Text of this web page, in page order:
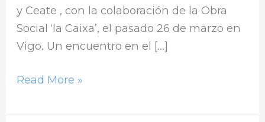
y Ceate , con la colaboración de la Obra
Social ‘la Caixa’, el pasado 26 de marzo en
Vigo. Un encuentro en el […]
Read More »